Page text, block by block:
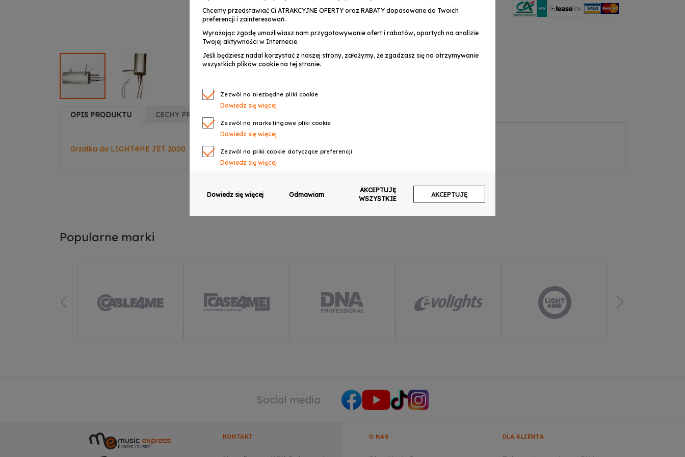
OPIS PRODUKTU
Grzałka do LIGHT4ME JET 2000
CECHY PRODUKTU
Popularne marki
Social media
KONTAKT O NAS DLA KLIENTA
Chcemy przedstawiać Ci ATRAKCYJNE OFERTY oraz RABATY dopasowane do Twoich
preferencji i zainteresowań.
Wyrażając zgodę umożliwiasz nam przygotowywanie ofert i rabatów, opartych na analizie
Twojej aktywności w Internecie.
Jeśli będziesz nadal korzystać z naszej strony, założymy, że zgadzasz się na otrzymywanie
wszystkich plików cookie na tej stronie.
Zezwól na niezbędne pliki cookie
Dowiedz się więcej
Zezwól na marketingowe pliki cookie
Dowiedz się więcej
Zezwól na pliki cookie dotyczące preferencji
Dowiedz się więcej
Dowiedz się więcej
Dowiedz się więcej Odmawiam
AKCEPTUJĘ
WSZYSTKIE
AKCEPTUJĘ